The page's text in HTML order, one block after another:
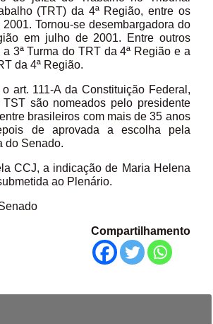
(TRT) da 4ª Região, entre os
Tornou-se desembargadora do
em julho de 2001. Entre outros
3ª Turma do TRT da 4ª Região e a
da 4ª Região.
art. 111-A da Constituição Federal,
são nomeados pelo presidente
brasileiros com mais de 35 anos
de aprovada a escolha pela
do Senado.
CCJ, a indicação de Maria Helena
ao Plenário.
Compartilhamento